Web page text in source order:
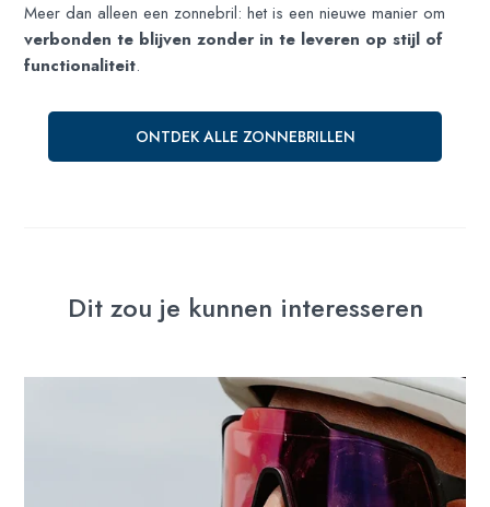
Meer dan alleen een zonnebril: het is een nieuwe manier om
verbonden te blijven zonder in te leveren op stijl of
functionaliteit.
ONTDEK ALLE ZONNEBRILLEN
Dit zou je kunnen interesseren